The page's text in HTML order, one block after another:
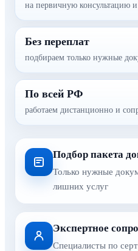
на первичную консультацию
Без переплат
подбираем только нужные
По всей РФ
работаем дистанционно и
Подбор пакета
Только нужные
лишних услуг
Экспертное
Специалисты по